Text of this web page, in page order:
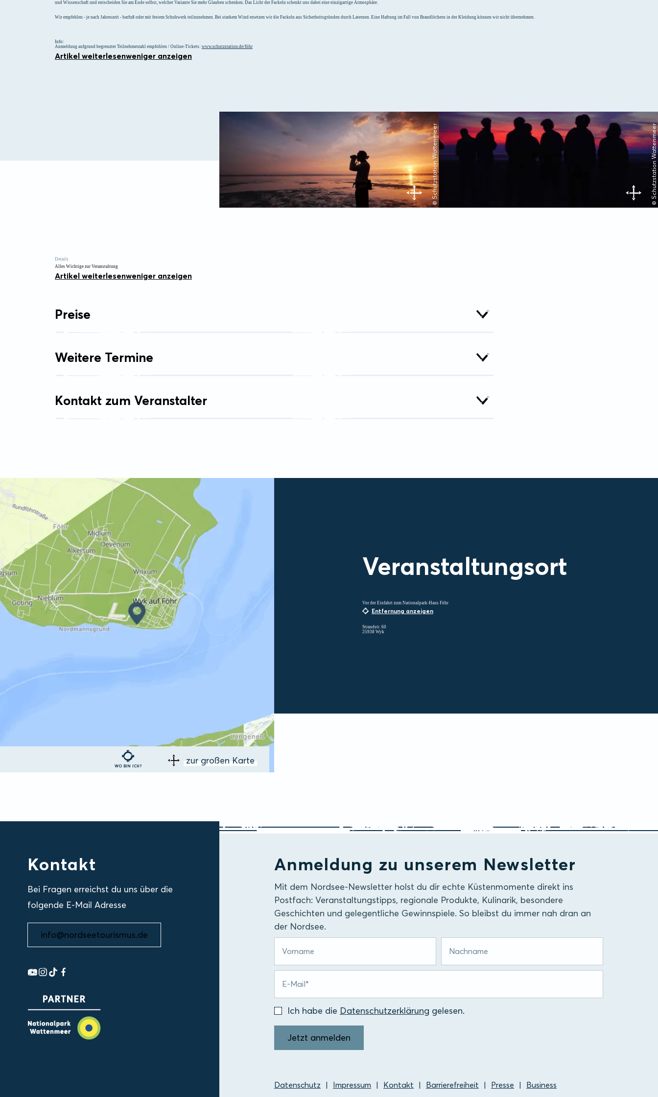
und Wissenschaft und entscheiden Sie am Ende selbst, welcher Variante Sie mehr Glauben schenken. Das Licht der Fackeln schenkt uns dabei eine einzigartige Atmosphäre.
Wir empfehlen - je nach Jahreszeit - barfuß oder mit festem Schuhwerk teilzunehmen. Bei starkem Wind ersetzen wir die Fackeln aus Sicherheitsgründen durch Laternen. Eine Haftung im Fall von Brandlöchern in der Kleidung können wir nicht übernehmen.
Info:
Anmeldung aufgrund begrenzter Teilnehmerzahl empfohlen / Online-Tickets: www.schutzstation.de/föhr
Artikel weiterlesenweniger anzeigen
© Schutzstation Wattenmeer © Schutzstation Wattenmeer
Details
Alles Wichtige zur Veranstaltung
Artikel weiterlesenweniger anzeigen
Preise
Weitere Termine
Kontakt zum Veranstalter
Veranstaltungsort
WO BIN ICH? zur großen Karte
Vor der Einfahrt zum Nationalpark-Haus Föhr
Entfernung anzeigen
Strandstr. 60
25938 Wyk
Anmeldung zu unserem Newsletter
Mit dem Nordsee-Newsletter holst du dir echte Küstenmomente direkt ins
Postfach: Veranstaltungstipps, regionale Produkte, Kulinarik, besondere
Geschichten und gelegentliche Gewinnspiele. So bleibst du immer nah dran an
der Nordsee.
Ich habe die Datenschutzerklärung gelesen.
Jetzt anmelden
Datenschutz Impressum Kontakt Barrierefreiheit Presse Business
Kontakt
Bei Fragen erreichst du uns über die
folgende E-Mail Adresse
info@nordseetourismus.de